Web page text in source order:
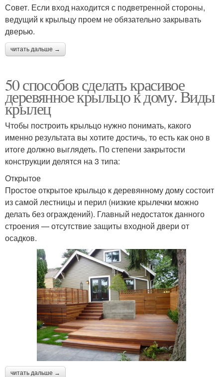
Совет. Если вход находится с подветренной стороны,
ведущий к крыльцу проем не обязательно закрывать
дверью.
читать дальше →
50 способов сделать красивое
деревянное крыльцо к дому. Виды
крылец
Чтобы построить крыльцо нужно понимать, какого
именно результата вы хотите достичь, то есть как оно в
итоге должно выглядеть. По степени закрытости
конструкции делятся на 3 типа:
Открытое
Простое открытое крыльцо к деревянному дому состоит
из самой лестницы и перил (низкие крылечки можно
делать без ограждений). Главный недостаток данного
строения — отсутствие защиты входной двери от
осадков.
читать дальше →